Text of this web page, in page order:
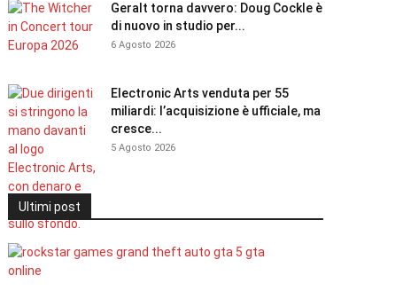
Geralt torna davvero: Doug Cockle è
di nuovo in studio per...
6 Agosto 2026
Electronic Arts venduta per 55
miliardi: l’acquisizione è ufficiale, ma
cresce...
5 Agosto 2026
Ultimi post